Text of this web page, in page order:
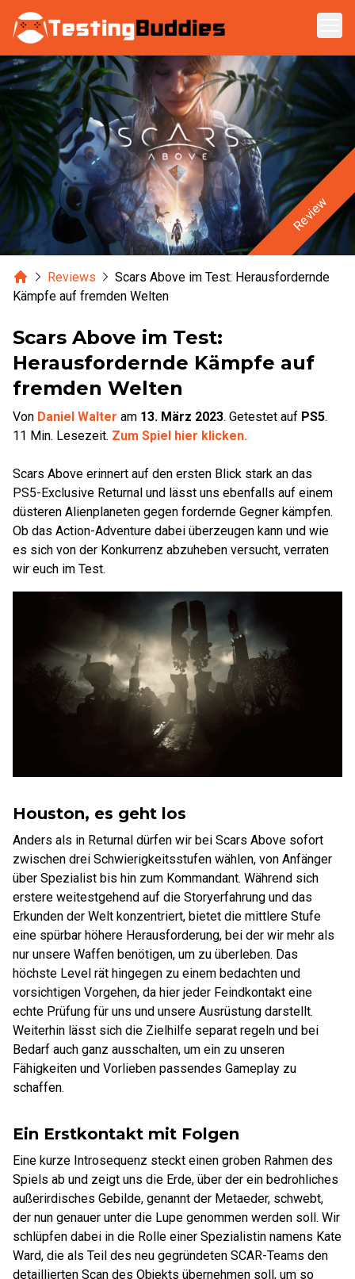
Zum Hauptinhalt springen
Review
HomeReviews
Scars Above im Test: Herausfordernde
Kämpfe auf fremden Welten
Scars Above im Test:
Herausfordernde Kämpfe auf
fremden Welten
Von Daniel Walter am 13. März 2023. Getestet auf PS5.
11 Min. Lesezeit. Zum Spiel hier klicken.
Scars Above erinnert auf den ersten Blick stark an das
PS5-Exclusive Returnal und lässt uns ebenfalls auf einem
düsteren Alienplaneten gegen fordernde Gegner kämpfen.
Ob das Action-Adventure dabei überzeugen kann und wie
es sich von der Konkurrenz abzuheben versucht, verraten
wir euch im Test.
Houston, es geht los
Anders als in Returnal dürfen wir bei Scars Above sofort
zwischen drei Schwierigkeitsstufen wählen, von Anfänger
über Spezialist bis hin zum Kommandant. Während sich
erstere weitestgehend auf die Storyerfahrung und das
Erkunden der Welt konzentriert, bietet die mittlere Stufe
eine spürbar höhere Herausforderung, bei der wir mehr als
nur unsere Waffen benötigen, um zu überleben. Das
höchste Level rät hingegen zu einem bedachten und
vorsichtigen Vorgehen, da hier jeder Feindkontakt eine
echte Prüfung für uns und unsere Ausrüstung darstellt.
Weiterhin lässt sich die Zielhilfe separat regeln und bei
Bedarf auch ganz ausschalten, um ein zu unseren
Fähigkeiten und Vorlieben passendes Gameplay zu
schaffen.
Ein Erstkontakt mit Folgen
Eine kurze Introsequenz steckt einen groben Rahmen des
Spiels ab und zeigt uns die Erde, über der ein bedrohliches
außerirdisches Gebilde, genannt der Metaeder, schwebt,
der nun genauer unter die Lupe genommen werden soll. Wir
schlüpfen dabei in die Rolle einer Spezialistin namens Kate
Ward, die als Teil des neu gegründeten SCAR-Teams den
detaillierten Scan des Objekts übernehmen soll, um so